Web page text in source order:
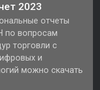
2023
отчеты
по вопросам
торговли с
и
можно скачать